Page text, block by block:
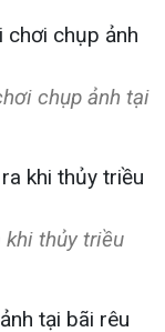
chụp ảnh tại
khi thủy triều